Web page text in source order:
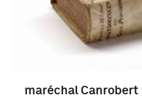
maréchal Canrobert